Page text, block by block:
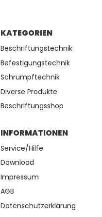
KATEGORIEN
Beschriftungstechnik
Befestigungstechnik
Schrumpftechnik
Diverse Produkte
Beschriftungsshop
INFORMATIONEN
Service/Hilfe
Download
Impressum
AGB
Datenschutzerklärung